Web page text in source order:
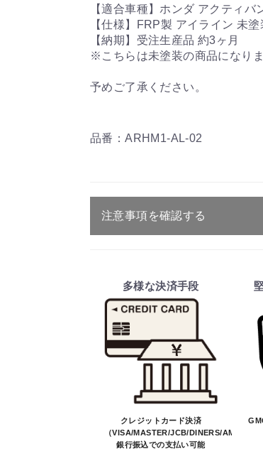
【適合車種】ホンダ アクティバ
【仕様】FRP製 アイライン 未塗
【納期】受注生産品 約3ヶ月
※こちらは未塗装の商品になり
予めご了承ください。
品番：ARHM1-AL-02
注意事項を確認する
・ご注文受付後、メーカ
そのため、ご注文後に適
※商品はメーカー品のた
※商品は予告無く生産及
・ご注文前の納期のお問
納期を知りたい場合は、
決済について
・ご注文後にメーカー確認
多様な決済手段
クレジットカード決済
（VISA/MASTER/JCB/DINERS/AMEX）、
銀行振込での支払い可能